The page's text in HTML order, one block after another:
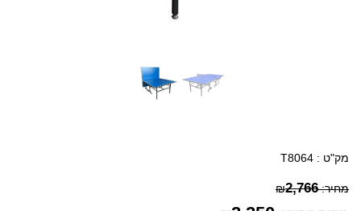
מק"ט : T8064
מחיר: ₪2,766